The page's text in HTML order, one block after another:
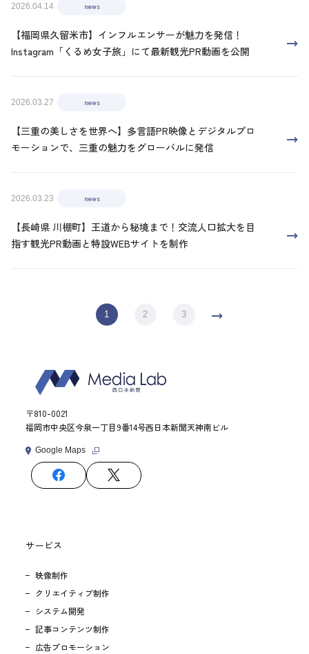
2026.04.14 news
【福岡県久留米市】インフルエンサーが魅力を発信！
Instagram「くるめ女子旅」にて最新観光PR動画を公開
2026.03.27 news
【三重の美しさを世界へ】多言語PR映像とデジタルプロ
モーションで、三重の魅力をグローバルに発信
2026.03.23 news
【長崎県 川棚町】王道から秘境まで！交流人口拡大を目
指す観光PR動画と特設WEBサイトを制作
1 2 3
〒810-0021
福岡市中央区今泉一丁目9番14号西日本新聞天神南ビル
Google Maps
サービス
映像制作
クリエイティブ制作
システム開発
記事コンテンツ制作
広告プロモーション